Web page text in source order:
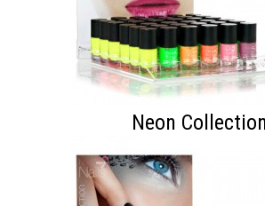
Neon Collection